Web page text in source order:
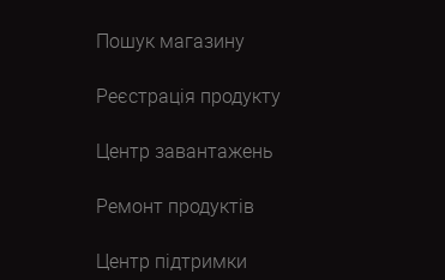
Пошук магазину
Реєстрація продукту
Центр завантажень
Ремонт продуктів
Центр підтримки